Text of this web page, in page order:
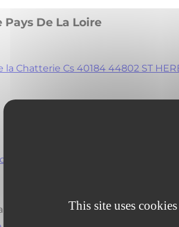
This site uses
De La Loire
la Chatterie Cs 40184 44802 ST
Lambert CS 21754 35517 CESSON